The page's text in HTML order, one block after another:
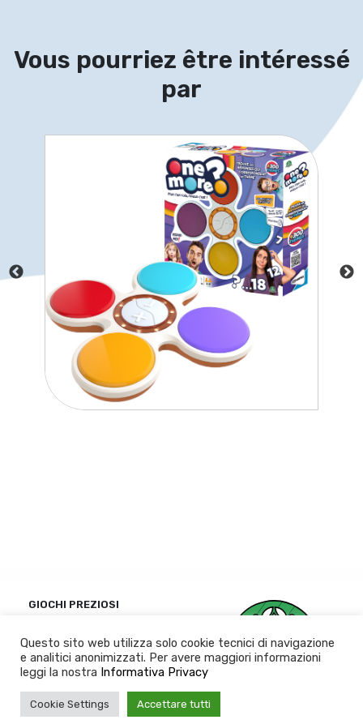
Vous pourriez être intéressé
par
GIOCHI PREZIOSI
Politique de
confidentialité
Questo sito web utilizza solo cookie tecnici di navigazione
e analitici anonimizzati. Per avere maggiori informazioni
leggi la nostra Informativa Privacy
Cookie Settings Accettare tutti